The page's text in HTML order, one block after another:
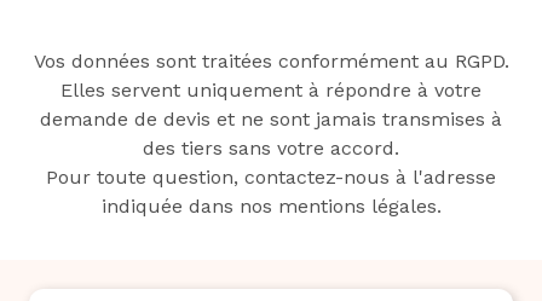
Vos données sont traitées conformément au RGPD.
Elles servent uniquement à répondre à votre
demande de devis et ne sont jamais transmises à
des tiers sans votre accord.
Pour toute question, contactez-nous à l'adresse
indiquée dans nos mentions légales.